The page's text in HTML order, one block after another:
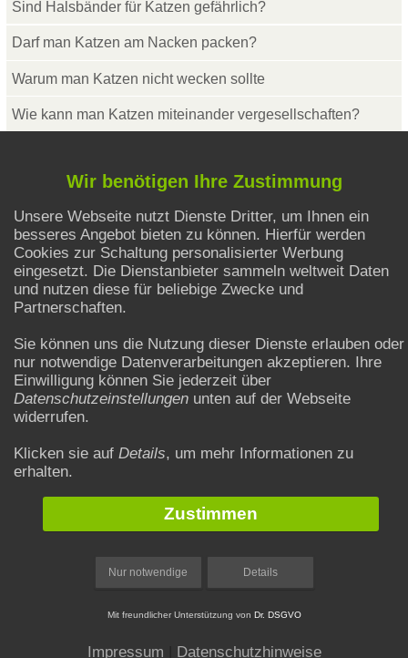
Sind Halsbänder für Katzen gefährlich?
Darf man Katzen am Nacken packen?
Warum man Katzen nicht wecken sollte
Wie kann man Katzen miteinander vergesellschaften?
Erziehung von Katzen
Katzen von Vorhängen fernhalten
Wie man Katzen den Namen beibringt
Das Kratzen an der Tapete abgewöhnen
Rechtliches
DATENSCHUTZ
DATENSCHUTZEINSTELLUNGEN
Wir benötigen Ihre Zustimmung
Unsere Webseite nutzt Dienste Dritter, um Ihnen ein
besseres Angebot bieten zu können. Hierfür werden
Cookies zur Schaltung personalisierter Werbung
eingesetzt. Die Dienstanbieter sammeln weltweit Daten
und nutzen diese für beliebige Zwecke und
Partnerschaften.
Sie können uns die Nutzung dieser Dienste erlauben oder
nur notwendige Datenverarbeitungen akzeptieren. Ihre
Einwilligung können Sie jederzeit über
Datenschutzeinstellungen unten auf der Webseite
widerrufen.
Klicken sie auf Details, um mehr Informationen zu
erhalten.
Zustimmen
Nur notwendige Details
Mit freundlicher Unterstützung von Dr. DSGVO
Impressum Datenschutzhinweise